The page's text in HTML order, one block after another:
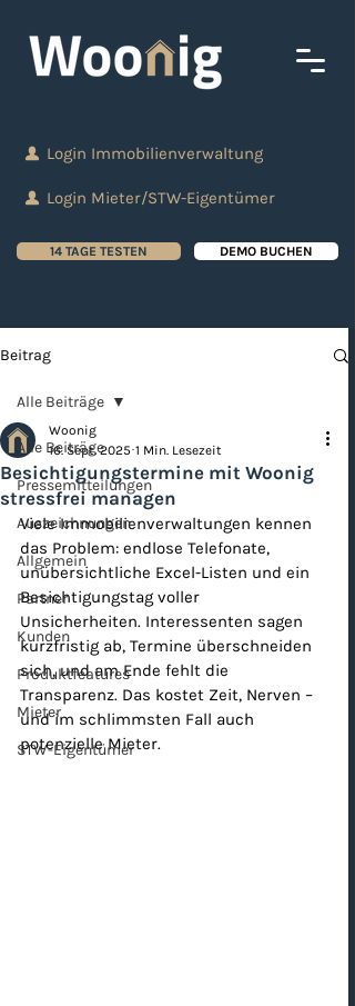
Login Immobilienverwaltung
Login Mieter/STW-Eigentümer
14 TAGE TESTEN DEMO BUCHEN
Beitrag
Alle Beiträge
Pressemitteilungen
Auszeichnungen
Allgemein
Partner
Kunden
Produktfeatures
Mieter
STW-Eigentümer
Alle Beiträge
Besichtigungstermine mit Woonig
stressfrei managen
Woonig
16. Sept. 2025 1 Min. Lesezeit
Viele Immobilienverwaltungen kennen
das Problem: endlose Telefonate,
unübersichtliche Excel-Listen und ein
Besichtigungstag voller
Unsicherheiten. Interessenten sagen
kurzfristig ab, Termine überschneiden
sich, und am Ende fehlt die
Transparenz. Das kostet Zeit, Nerven –
und im schlimmsten Fall auch
potenzielle Mieter.